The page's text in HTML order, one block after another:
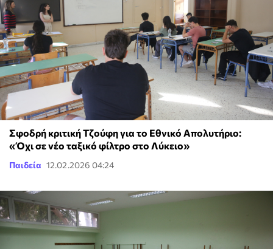
Σφοδρή κριτική Τζούφη για το Εθνικό Απολυτήριο:
«Όχι σε νέο ταξικό φίλτρο στο Λύκειο»
Παιδεία 12.02.2026 04:24